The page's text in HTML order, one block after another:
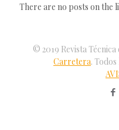
There are no posts on the
© 2019 Revista Técnica
Carretera.